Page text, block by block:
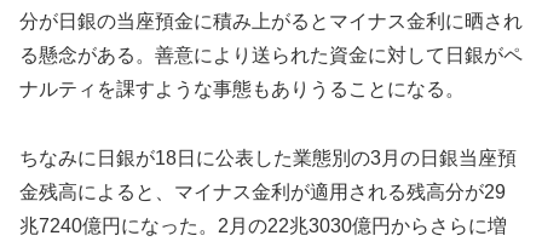
分が日銀の当座預金に積み上がるとマイナス金利に晒され
る懸念がある。善意により送られた資金に対して日銀がペ
ナルティを課すような事態もありうることになる。
ちなみに日銀が18日に公表した業態別の3月の日銀当座預
金残高によると、マイナス金利が適用される残高分が29
兆7240億円になった。2月の22兆3030億円からさらに増